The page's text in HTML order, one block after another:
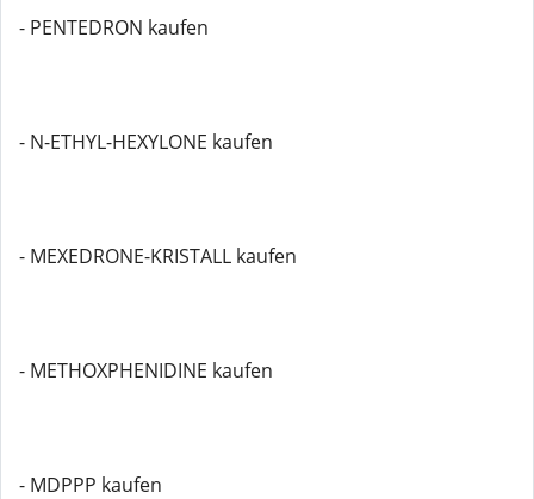
- PENTEDRON kaufen
- N-ETHYL-HEXYLONE kaufen
- MEXEDRONE-KRISTALL kaufen
- METHOXPHENIDINE kaufen
- MDPPP kaufen